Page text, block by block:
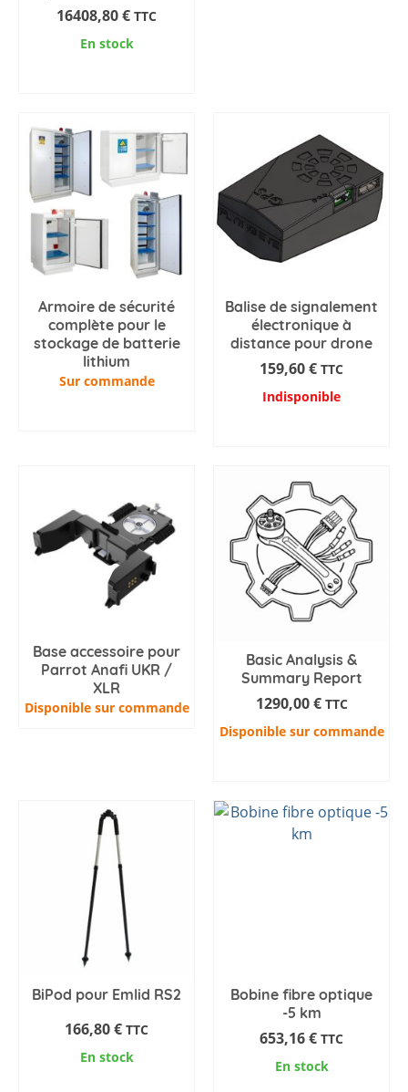
16408,80€ TTC
En stock
Armoire de sécurité
complète pour le
stockage de batterie
lithium
Sur commande
Balise de signalement
électronique à
distance pour drone
159,60€ TTC
Indisponible
Base accessoire pour
Parrot Anafi UKR /
XLR
Disponible sur commande
Basic Analysis &
Summary Report
1290,00€ TTC
Disponible sur commande
BiPod pour Emlid RS2
166,80€ TTC
En stock
Bobine fibre optique
-5 km
653,16€ TTC
En stock